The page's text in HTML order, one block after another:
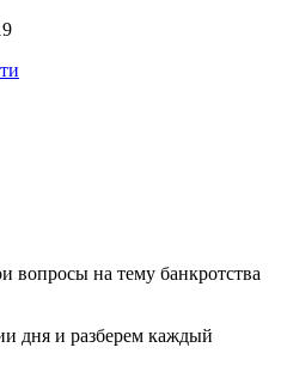
вопросы на тему банкротства
дня и разберем каждый